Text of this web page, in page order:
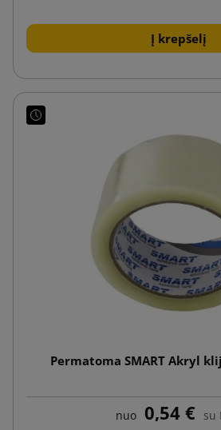
Į krepšelį
Permatoma SMART Akryl
nuo 0,54 € su